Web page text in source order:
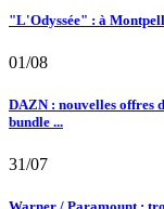
"L'Odyssée" : à
01/08
DAZN : nouvelles offres
bundle ...
31/07